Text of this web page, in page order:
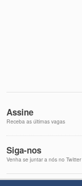
Assine
Receba as últimas vagas
Siga-nos
Venha se juntar a nós no Twitter